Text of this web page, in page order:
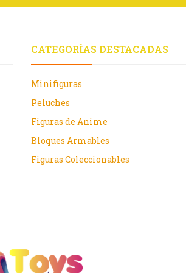
CATEGORÍAS DESTACADAS
Minifiguras
Peluches
Figuras de Anime
Bloques Armables
Figuras Coleccionables